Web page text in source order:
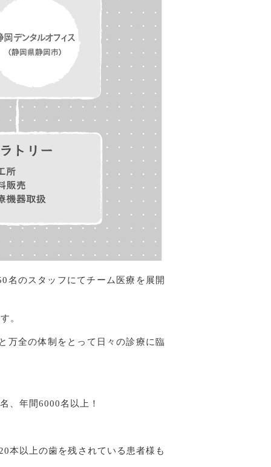
名のスタッフにてチーム医療を展開
。
万全の体制をとって日々の診療に臨
、年間6000名以上！
本以上の歯を残されている患者様も